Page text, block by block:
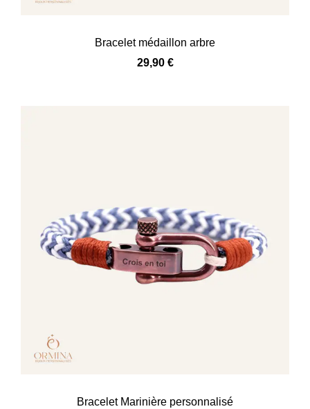
Bracelet médaillon arbre
29,90 €
Bracelet Marinière personnalisé